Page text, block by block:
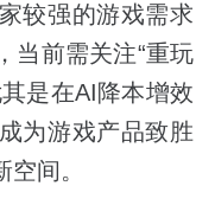
较强的游戏需求
当前需关注“重玩
是在AI降本增效
为游戏产品致胜
间。